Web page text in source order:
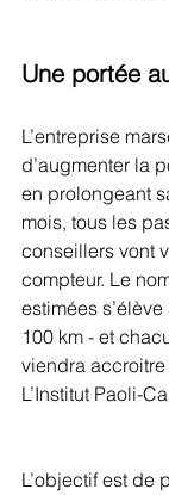
Une portée
L’entreprise
d’augmenter la
en prolongeant
mois, tous les
conseillers vont
compteur. Le
estimées
100 km - et
viendra
L’Institut Paoli-
L’objectif est de